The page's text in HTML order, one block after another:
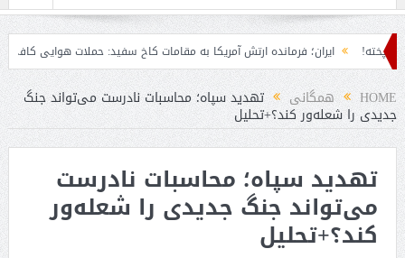
ایران؛ فرمانده ارتش آمریکا به مقامات کاخ سفید: حملات هوایی کافی نیست
HOME همگانی تهدید سپاه؛ محاسبات نادرست می‌تواند جنگ
جدیدی را شعله‌ور کند؟+تحلیل
تهدید سپاه؛ محاسبات نادرست
می‌تواند جنگ جدیدی را شعله‌ور
کند؟+تحلیل